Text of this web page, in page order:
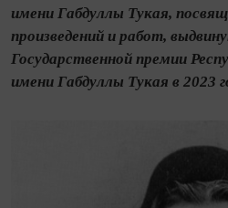
имени Габдуллы Тукая,
произведений и работ,
Государственной премии
имени Габдуллы Тукая в 2023